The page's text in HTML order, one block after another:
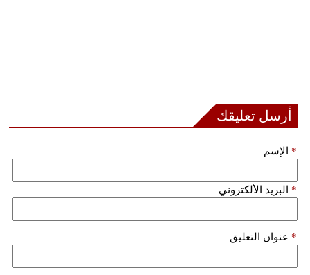
أرسل تعليقك
الإسم *
البريد الألكتروني *
عنوان التعليق *